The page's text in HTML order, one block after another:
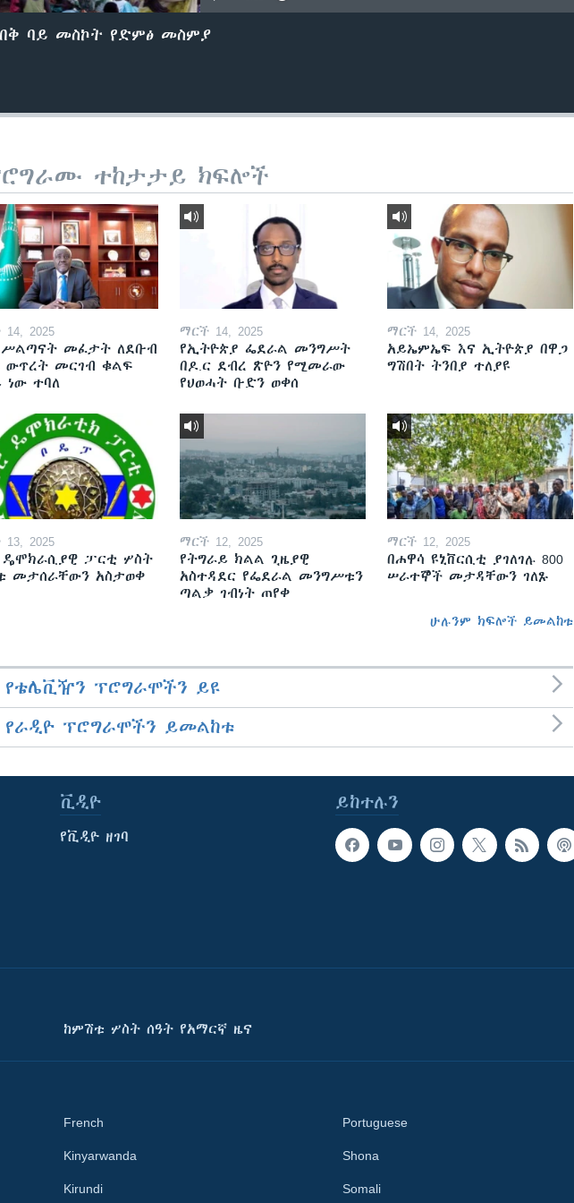
ባይ መስኮት የድምፅ መስምያ
ተከታታይ ክፍሎች
2025
ሥልጣናት መፈታት ለደቡብ
ውጥረት መርገብ ቁልፍ
ነው ተባለ
ማርች 14, 2025
የኢትዮጵያ ፌደራል መንግሥት
በዶ.ር ደብረ ጽዮን የሚመራው
የህወሓት ቡድን ወቀሰ
ማርች 14, 2025
አይኤምኤፍ እና ኢትዮጵያ በዋጋ
ግሽበት ትንበያ ተለያዩ
2025
ዴሞክራሲያዊ ፓርቲ ሦስት
መታሰራቸውን አስታወቀ
ማርች 12, 2025
የትግራይ ክልል ጊዜያዊ
አስተዳደር የፌደራል መንግሥቱን
ጣልቃ ገብነት ጠየቀ
ማርች 12, 2025
በሐዋሳ ዩኒቨርሲቲ ያገለገሉ 800
ሠራተኞች መታዳቸውን ገለጹ
ሁሉንም ክፍሎች ይመልከቱ
የቴሌቪዥን ፕሮግራሞችን ይዩ
የራዲዮ ፕሮግራሞችን ይመልከቱ
ይከተሉን
ቪዲዮ
የቪዲዮ ዘገባ
ከምሽቱ ሦስት ሰዓት የአማርኛ ዜና
French
Kinyarwanda
Kirundi
Portuguese
Shona
Somali